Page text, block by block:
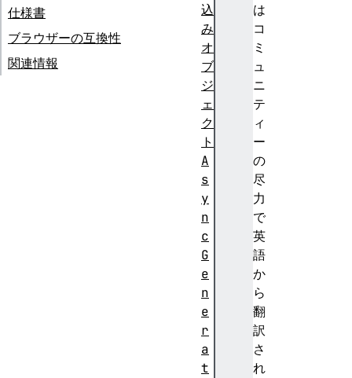
は
コ
ミ
ュ
ニ
テ
ィ
ー
の
尽
力
で
英
語
か
ら
翻
訳
さ
れ
仕様書
ブラウザーの互換性
関連情報
込
み
オ
ブ
ジ
ェ
ク
ト
A
s
y
n
c
G
e
n
e
r
a
t